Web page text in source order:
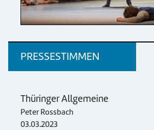
PRESSESTIMMEN
Thüringer Allgemeine
Peter Rossbach
03.03.2023